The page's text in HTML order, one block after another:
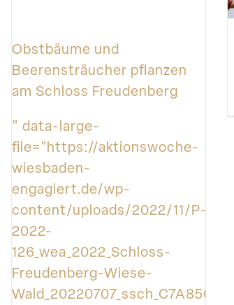
Obstbäume und
Beerensträucher pflanzen
am Schloss Freudenberg
" data-large-
file="https://aktionswoche-
wiesbaden-
engagiert.de/wp-
content/uploads/2022/11/P-
2022-
126_wea_2022_Schloss-
Freudenberg-Wiese-
Wald_20220707_ssch_C7A8503_lr-